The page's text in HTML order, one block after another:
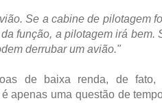
Se a cabine de pilotagem
função, a pilotagem irá bem.
derrubar um avião."
de baixa renda, de fato,
apenas uma questão de